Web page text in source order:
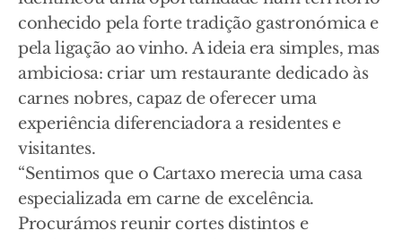
conhecido pela forte tradição gastronómica e
pela ligação ao vinho. A ideia era simples, mas
ambiciosa: criar um restaurante dedicado às
carnes nobres, capaz de oferecer uma
experiência diferenciadora a residentes e
visitantes.
“Sentimos que o Cartaxo merecia uma casa
especializada em carne de excelência.
Procurámos reunir cortes distintos e